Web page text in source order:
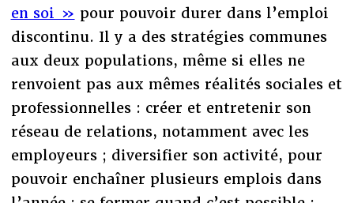
en soi » pour pouvoir durer dans l’emploi
discontinu. Il y a des stratégies communes
aux deux populations, même si elles ne
renvoient pas aux mêmes réalités sociales et
professionnelles : créer et entretenir son
réseau de relations, notamment avec les
employeurs ; diversifier son activité, pour
pouvoir enchaîner plusieurs emplois dans